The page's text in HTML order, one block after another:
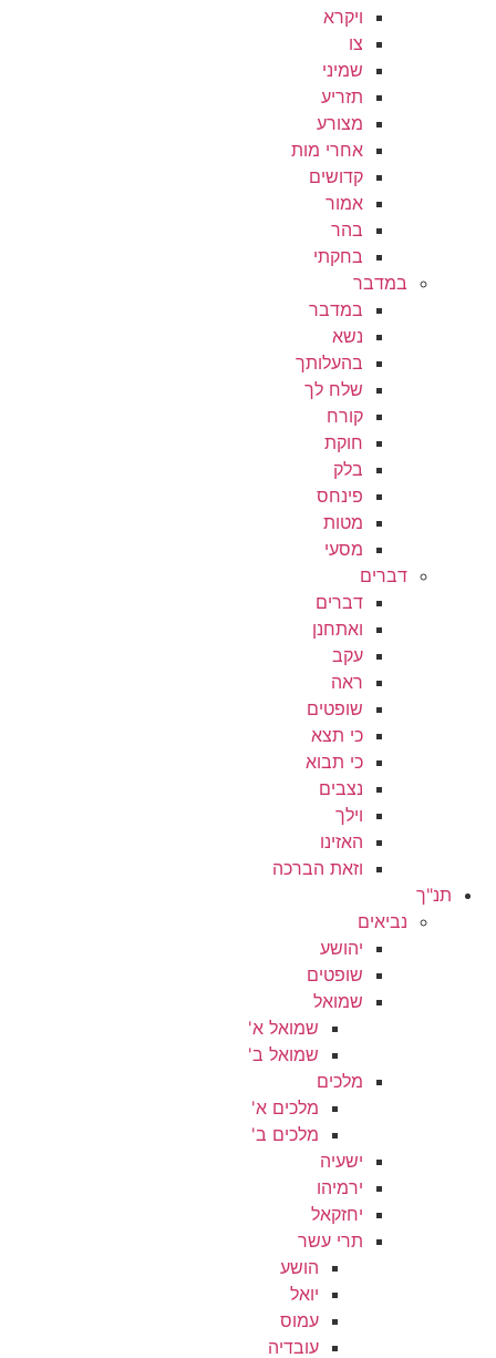
ויקרא
צו
שמיני
תזריע
מצורע
אחרי מות
קדושים
אמור
בהר
בחקתי
במדבר
במדבר
נשא
בהעלותך
שלח לך
קורח
חוקת
בלק
פינחס
מטות
מסעי
דברים
דברים
ואתחנן
עקב
ראה
שופטים
כי תצא
כי תבוא
נצבים
וילך
האזינו
וזאת הברכה
תנ"ך
נביאים
יהושע
שופטים
שמואל
שמואל א'
שמואל ב'
מלכים
מלכים א'
מלכים ב'
ישעיה
ירמיהו
יחזקאל
תרי עשר
הושע
יואל
עמוס
עובדיה